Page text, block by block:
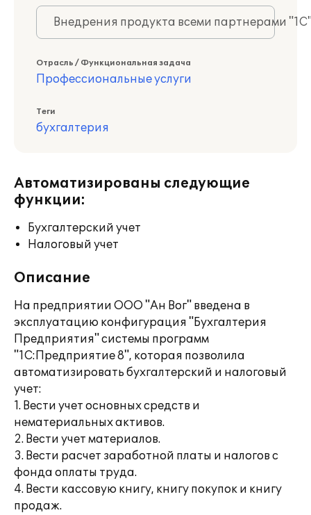
Внедрения продукта всеми партнерами
Отрасль / Функциональная задача
Профессиональные услуги
Теги
бухгалтерия
Автоматизированы следующие
функции:
Бухгалтерский учет
Налоговый учет
Описание
На предприятии ООО "Ан Вог" введена в
эксплуатацию конфигурация "Бухгалтерия
Предприятия" системы программ
"1С:Предприятие 8", которая позволила
автоматизировать бухгалтерский и налоговый
учет:
1. Вести учет основных средств и
нематериальных активов.
2. Вести учет материалов.
3. Вести расчет заработной платы и налогов с
фонда оплаты труда.
4. Вести кассовую книгу, книгу покупок и книгу
продаж.